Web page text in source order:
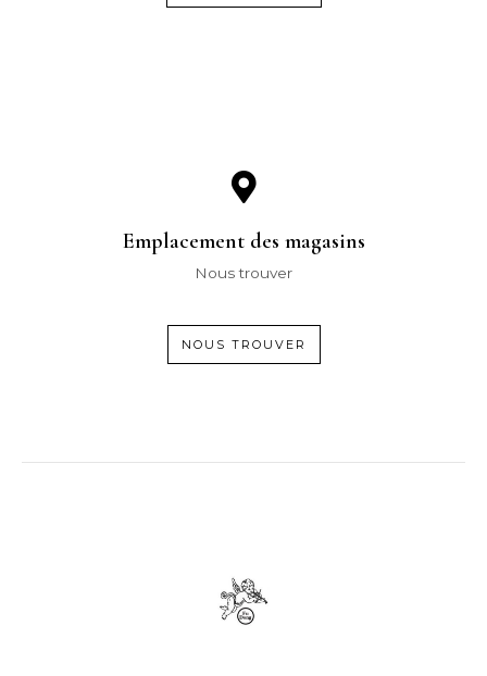
Emplacement des magasins
Nous trouver
NOUS TROUVER